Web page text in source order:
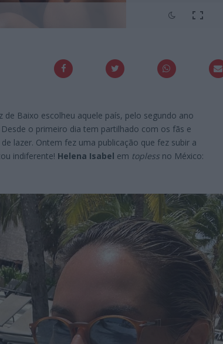
Baixo escolheu aquele país, pelo segundo ano
o primeiro dia tem partilhado com os fãs e
lazer. Ontem fez uma publicação que fez subir a
indiferente! Helena Isabel em topless no México: